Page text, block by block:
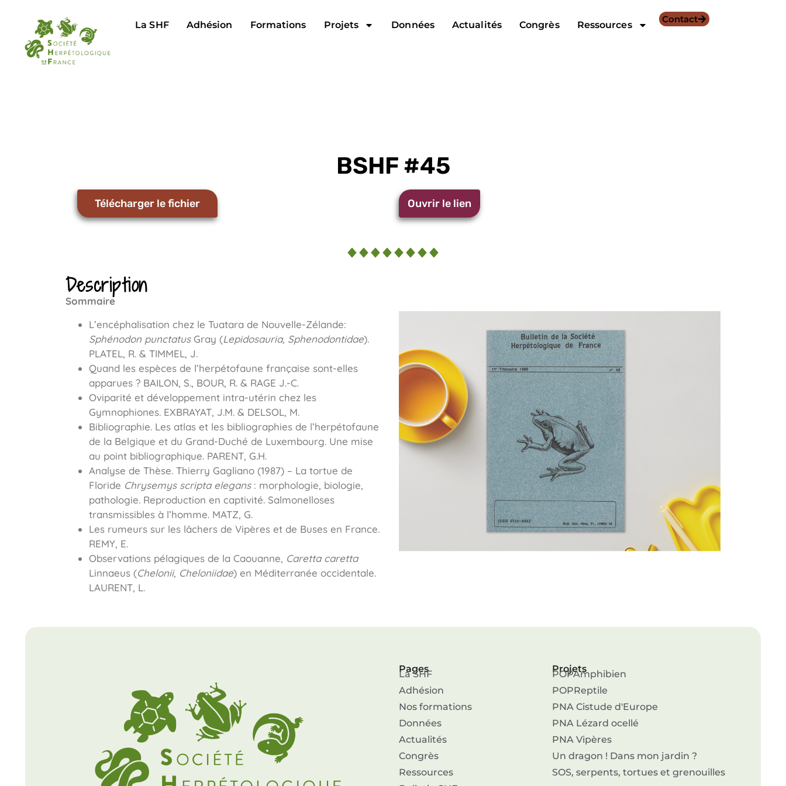
La SHF Adhésion Formations Projets Données Actualités Congrès Ressources
Contact
BSHF #45
Ouvrir le lien
Télécharger le fichier
Description
Sommaire
L’encéphalisation chez le Tuatara de Nouvelle-Zélande:
Sphénodon punctatusGray (Lepidosauria, Sphenodontidae).
PLATEL, R. & TIMMEL, J.
Quand les espèces de l’herpétofaune française sont-elles
apparues ? BAILON, S., BOUR, R. & RAGE J.-C.
Oviparité et développement intra-utérin chez les
Gymnophiones. EXBRAYAT, J.M. & DELSOL, M.
Bibliographie. Les atlas et les bibliographies de l’herpétofaune
de la Belgique et du Grand-Duché de Luxembourg. Une mise
au point bibliographique. PARENT, G.H.
Analyse de Thèse. Thierry Gagliano (1987) – La tortue de
Floride Chrysemys scripta elegans: morphologie, biologie,
pathologie. Reproduction en captivité. Salmonelloses
transmissibles à l’homme. MATZ, G.
Les rumeurs sur les lâchers de Vipères et de Buses en France.
REMY, E.
Observations pélagiques de la Caouanne, Caretta caretta
Linnaeus (Chelonii, Cheloniidae) en Méditerranée occidentale.
LAURENT, L.
Pages
La SHF
Adhésion
Nos formations
Données
Actualités
Congrès
Ressources
Projets
POPAmphibien
POPReptile
PNA Cistude d'Europe
PNA Lézard ocellé
PNA Vipères
Un dragon ! Dans mon jardin ?
SOS, serpents, tortues et grenouilles